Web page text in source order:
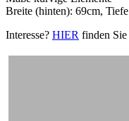
Breite (hinten): 69cm,
Interesse? HIER finden